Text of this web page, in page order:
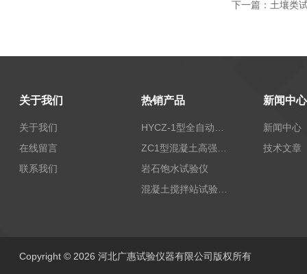
下一篇： 土壤类
关于我们
关于我们
在线留言
联系我们
热销产品
岩石饱水试验仪
新闻中心
新闻中心
技术文章
Copyright © 2026 河北广惠试验仪器有限公司版权所有